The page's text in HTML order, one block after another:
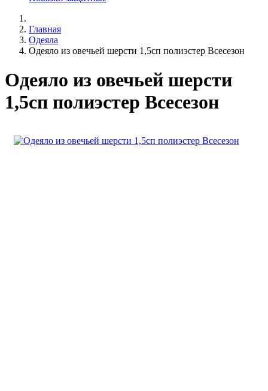
Главная
Одеяла
Одеяло из овечьей шерсти 1,5сп полиэстер Всесезон
Одеяло из овечьей шерсти
1,5сп полиэстер Всесезон